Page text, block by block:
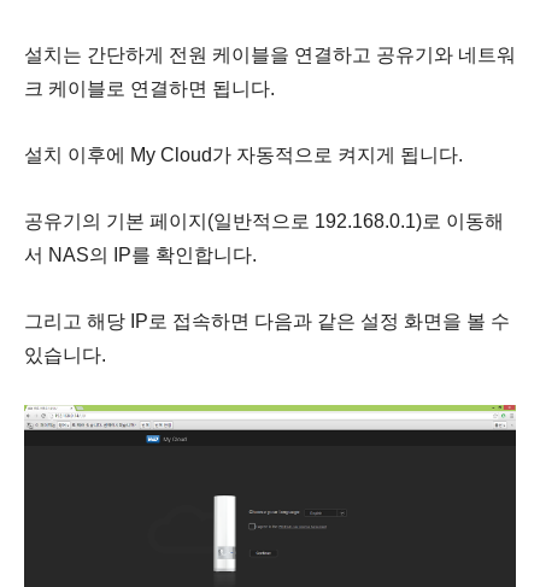
설치는 간단하게 전원 케이블을 연결하고 공유기와 네트워
크 케이블로 연결하면 됩니다.
설치 이후에 My Cloud가 자동적으로 켜지게 됩니다.
공유기의 기본 페이지(일반적으로 192.168.0.1)로 이동해
서 NAS의 IP를 확인합니다.
그리고 해당 IP로 접속하면 다음과 같은 설정 화면을 볼 수
있습니다.